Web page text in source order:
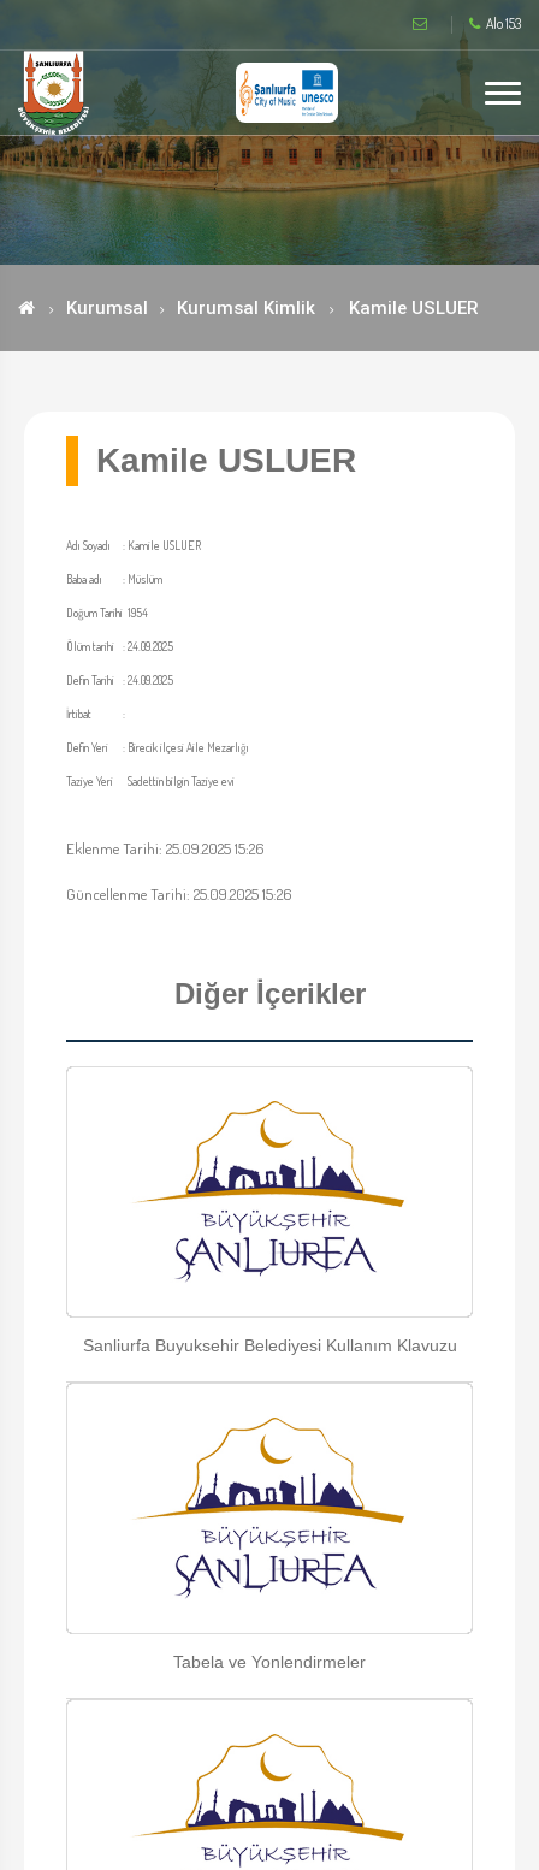
Alo 153
Kurumsal Kurumsal Kimlik Kamile USLUER
Kamile USLUER
Adı Soyadı : Kamile USLUER
Baba adı : Müslüm
Doğum Tarihi 1954
Ölüm tarihi :24.09.2025
Defin Tarihi :24.09.2025
İrtibat :
Defin Yeri : Birecik ilçesi Aile Mezarlığı
Taziye Yeri Sadettin bilgin Taziye evi
Eklenme Tarihi: 25.09.2025 15:26
Güncellenme Tarihi: 25.09.2025 15:26
Diğer İçerikler
Sanliurfa Buyuksehir Belediyesi Kullanım Klavuzu
Tabela ve Yonlendirmeler